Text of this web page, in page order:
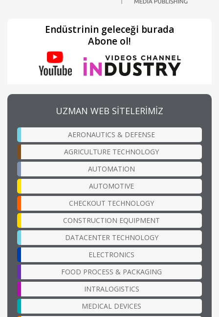
Endüstrinin geleceği burada
Abone ol!
UZMAN WEB SİTELERİMİZ
AERONAUTICS & DEFENSE
AGRICULTURE TECHNOLOGY
AUTOMATION
AUTOMOTIVE
CHECKOUT TECHNOLOGY
CONSTRUCTION EQUIPMENT
DATACENTER TECHNOLOGY
ELECTRONICS
FOOD PROCESS & PACKAGING
INTRALOGISTICS
MEDICAL DEVICES